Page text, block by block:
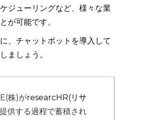
ジューリングなど、様々な業
が可能です。
、チャットボットを導入して
ましょう。
株)がresearcHR(リサ
供する過程で蓄積され